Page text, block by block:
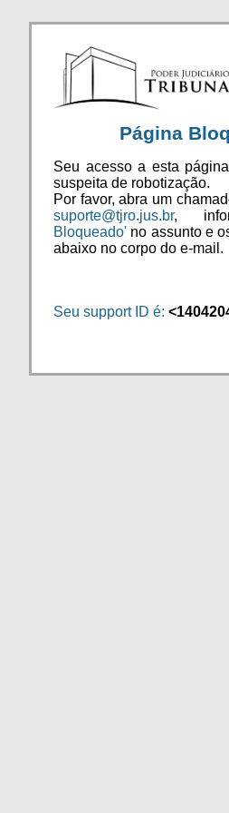
Página
Seu acesso a esta
suspeita de robotização.
Por favor, abra um
suporte@tjro.jus.br,
Bloqueado' no assunto e
abaixo no corpo do e-mail.
Seu support ID é: